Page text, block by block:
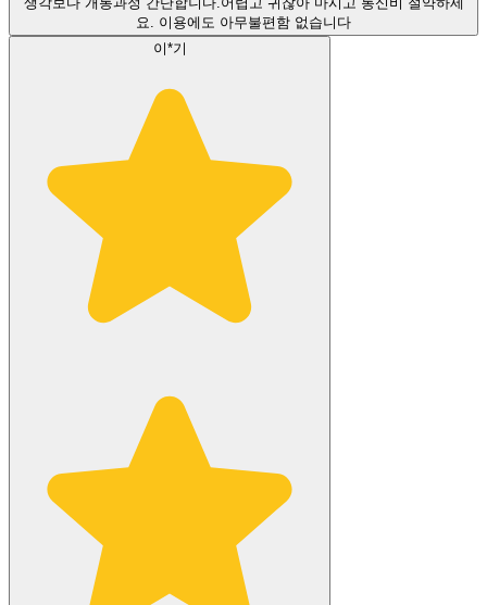
요. 이용에도 아무불편함 없습니다
이*기